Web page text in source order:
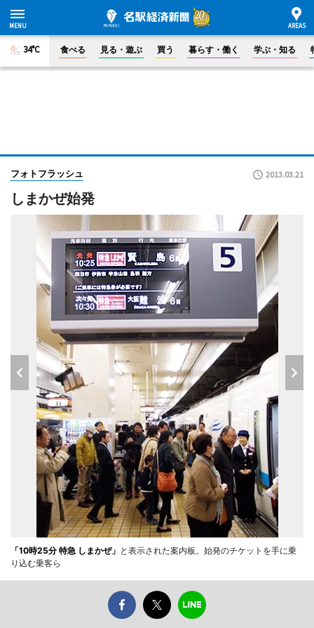
34°C 食べる 見る・遊ぶ 買う 暮らす・働く 学ぶ・知る
フォトフラッシュ 2013.03.21
しまかぜ始発
「10時25分 特急 しまかぜ」 と表示された案内板。始発のチケットを手に乗
り込む乗客ら